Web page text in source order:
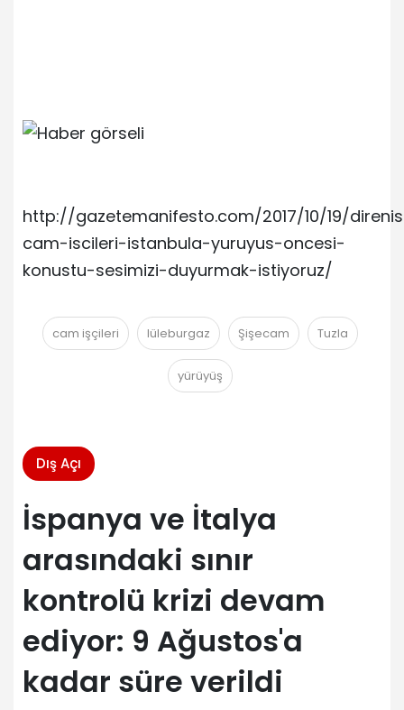
http://gazetemanifesto.com/2017/10/19/
cam-iscileri-istanbula-yuruyus-oncesi-
konustu-sesimizi-duyurmak-istiyoruz/
cam işçileri lüleburgaz Şişecam Tuzla
yürüyüş
Dış Açı
İspanya ve İtalya
arasındaki sınır
kontrolü krizi devam
ediyor: 9 Ağustos'a
kadar süre verildi